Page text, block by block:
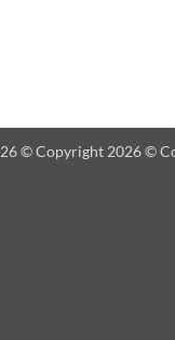
© Copyright 2026 ©